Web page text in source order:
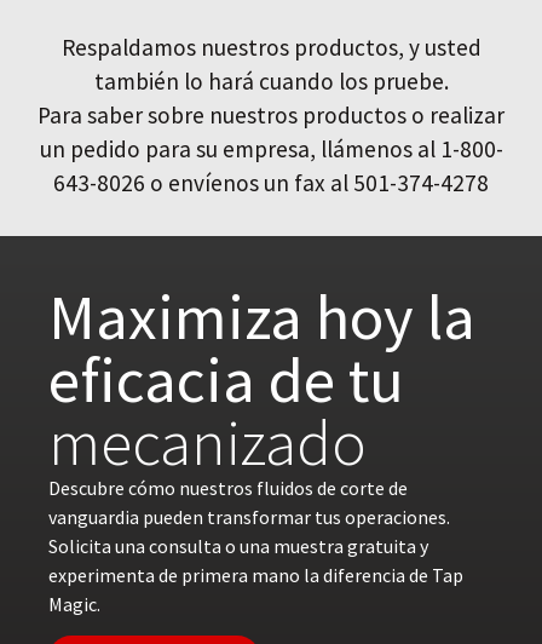
Respaldamos nuestros productos, y usted
también lo hará cuando los pruebe.
Para saber sobre nuestros productos o realizar
un pedido para su empresa, llámenos al 1-800-
643-8026 o envíenos un fax al 501-374-4278
Maximiza hoy la
eficacia de tu
mecanizado
Descubre cómo nuestros fluidos de corte de
vanguardia pueden transformar tus operaciones.
Solicita una consulta o una muestra gratuita y
experimenta de primera mano la diferencia de Tap
Magic.